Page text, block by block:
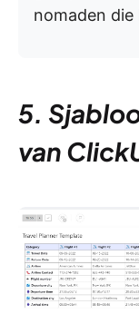
nomaden die
5.
van